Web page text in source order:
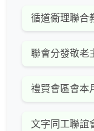
循道衞理聯合
聯會分發敬老
禮賢會區會本
文字同工聯誼